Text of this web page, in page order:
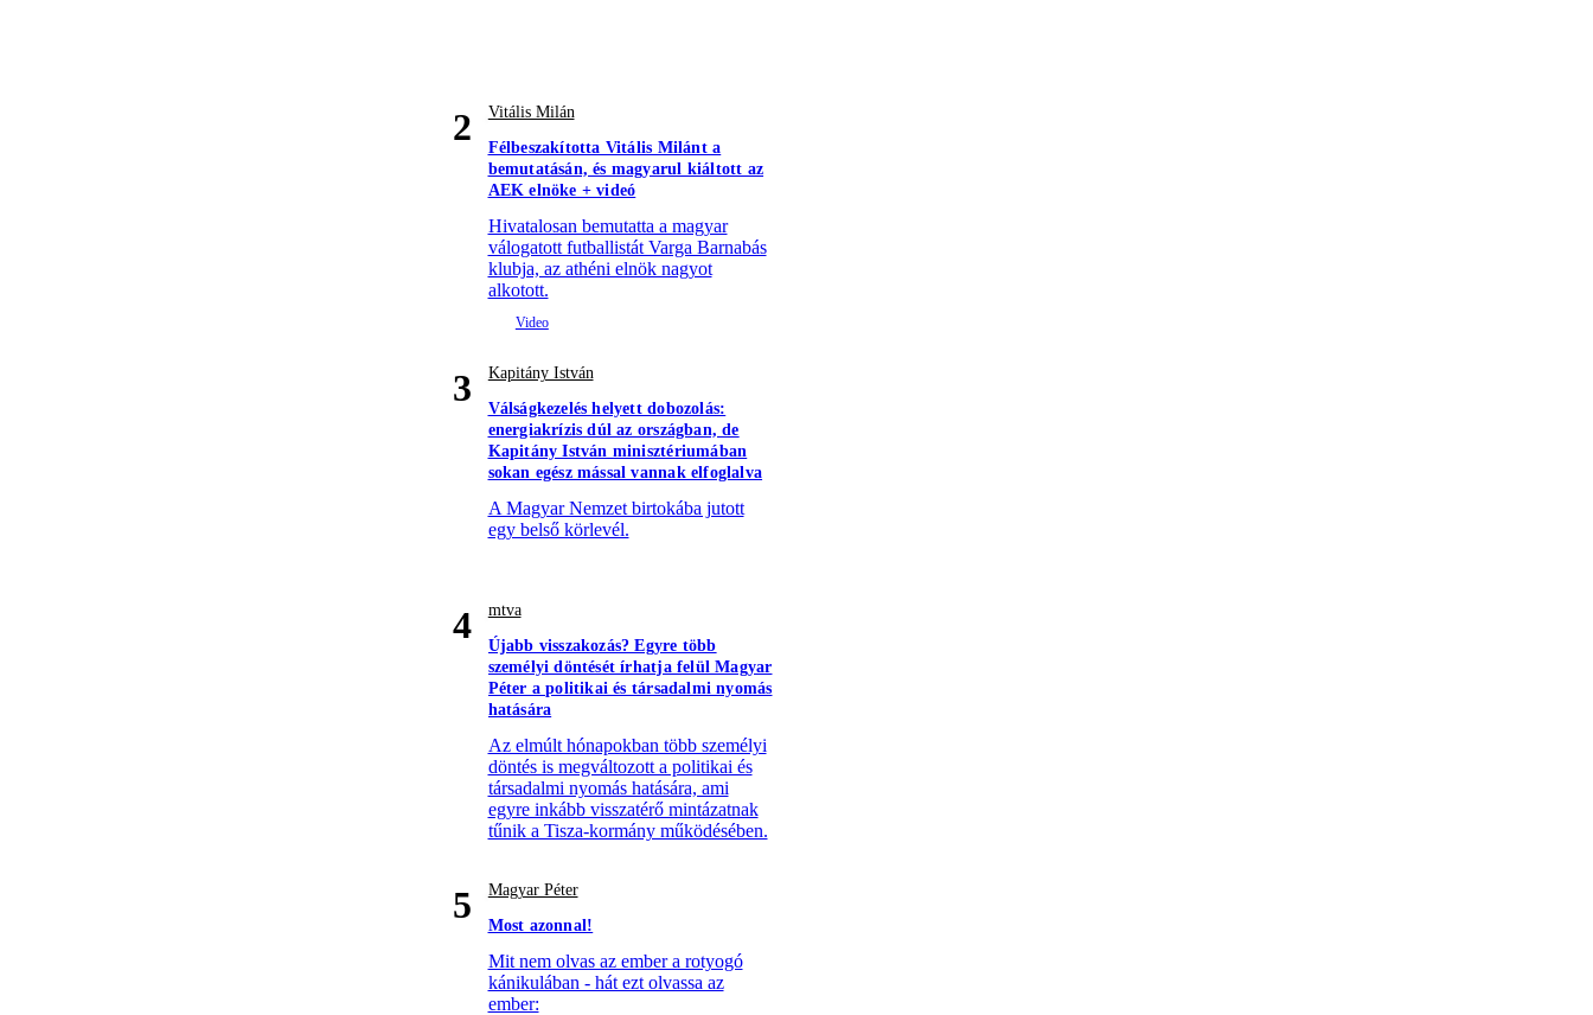
2
Vitális Milán
Félbeszakította Vitális Milánt a
bemutatásán, és magyarul kiáltott az
AEK elnöke + videó
Hivatalosan bemutatta a magyar
válogatott futballistát Varga Barnabás
klubja, az athéni elnök nagyot
alkotott.
3
Kapitány István
Válságkezelés helyett dobozolás:
energiakrízis dúl az országban, de
Kapitány István minisztériumában
sokan egész mással vannak elfoglalva
A Magyar Nemzet birtokába jutott
egy belső körlevél.
4
mtva
Újabb visszakozás? Egyre több
személyi döntését írhatja felül Magyar
Péter a politikai és társadalmi nyomás
hatására
Az elmúlt hónapokban több személyi
döntés is megváltozott a politikai és
társadalmi nyomás hatására, ami
egyre inkább visszatérő mintázatnak
tűnik a Tisza-kormány működésében.
5
Magyar Péter
Most azonnal!
Mit nem olvas az ember a rotyogó
kánikulában - hát ezt olvassa az
ember: